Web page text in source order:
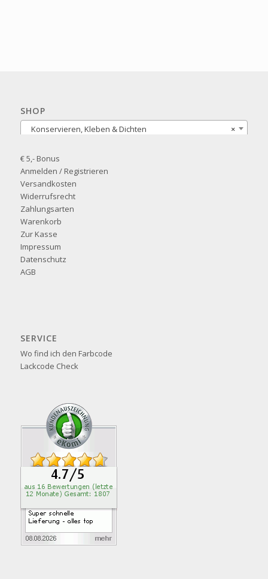
SHOP
×
Konservieren, Kleben & Dichten
€ 5,- Bonus
Anmelden / Registrieren
Versandkosten
Widerrufsrecht
Zahlungsarten
Warenkorb
Zur Kasse
Impressum
Datenschutz
AGB
SERVICE
Wo find ich den Farbcode
Lackcode Check